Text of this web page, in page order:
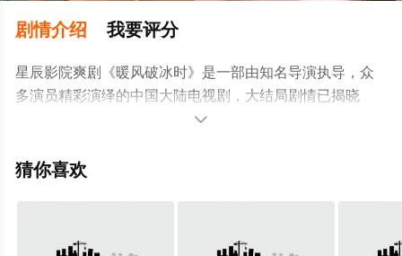
剧情介绍 我要评分
星辰影院爽剧《暖风破冰时》是一部由知名导演执导，众
多演员精彩演绎的中国大陆电视剧，大结局剧情已揭晓
（全80集），手机免费观看高清未删减完整版电视剧全集
视猫或剧情网等平台了解。

猜你喜欢